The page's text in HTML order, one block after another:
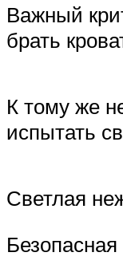
Важный
брать
К тому же
испытать
Светлая